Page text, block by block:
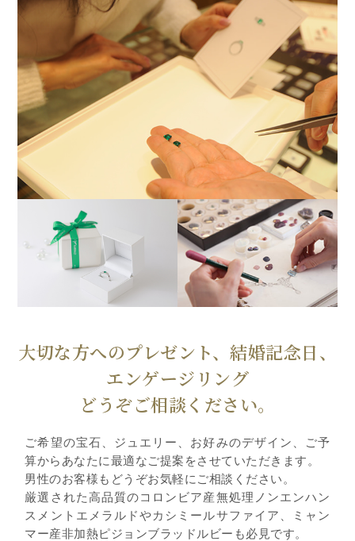
大切な方へのプレゼント、結婚記念日、
エンゲージリング
どうぞご相談ください。
ご希望の宝石、ジュエリー、お好みのデザイン、ご予
算からあなたに最適なご提案をさせていただきます。
男性のお客様もどうぞお気軽にご相談ください。
厳選された高品質のコロンビア産無処理ノンエンハン
スメントエメラルドやカシミールサファイア、ミャン
マー産非加熱ピジョンブラッドルビーも必見です。